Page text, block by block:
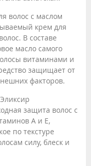
волос с маслом
крем для
В составе
масло самого
витаминами и
защищает от
факторов.
защита волос с
А и Е,
по текстуре
силу, блеск и